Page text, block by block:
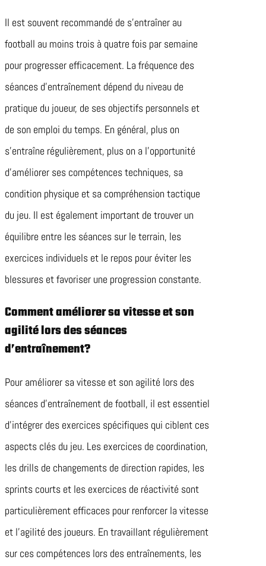
Il est souvent recommandé de s’entraîner au
football au moins trois à quatre fois par semaine
pour progresser efficacement. La fréquence des
séances d’entraînement dépend du niveau de
pratique du joueur, de ses objectifs personnels et
de son emploi du temps. En général, plus on
s’entraîne régulièrement, plus on a l’opportunité
d’améliorer ses compétences techniques, sa
condition physique et sa compréhension tactique
du jeu. Il est également important de trouver un
équilibre entre les séances sur le terrain, les
exercices individuels et le repos pour éviter les
blessures et favoriser une progression constante.
Comment améliorer sa vitesse et son
agilité lors des séances
d’entraînement?
Pour améliorer sa vitesse et son agilité lors des
séances d’entraînement de football, il est essentiel
d’intégrer des exercices spécifiques qui ciblent ces
aspects clés du jeu. Les exercices de coordination,
les drills de changements de direction rapides, les
sprints courts et les exercices de réactivité sont
particulièrement efficaces pour renforcer la vitesse
et l’agilité des joueurs. En travaillant régulièrement
sur ces compétences lors des entraînements, les